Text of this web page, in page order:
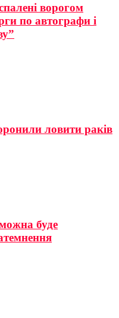
ворогом
по автографи і
ловити раків
буде